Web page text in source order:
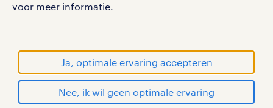
voor meer informatie.
Ja, optimale ervaring accepteren
Nee, ik wil geen optimale ervaring
handelsmerken van Randstad N.V.
© Randstad 2026